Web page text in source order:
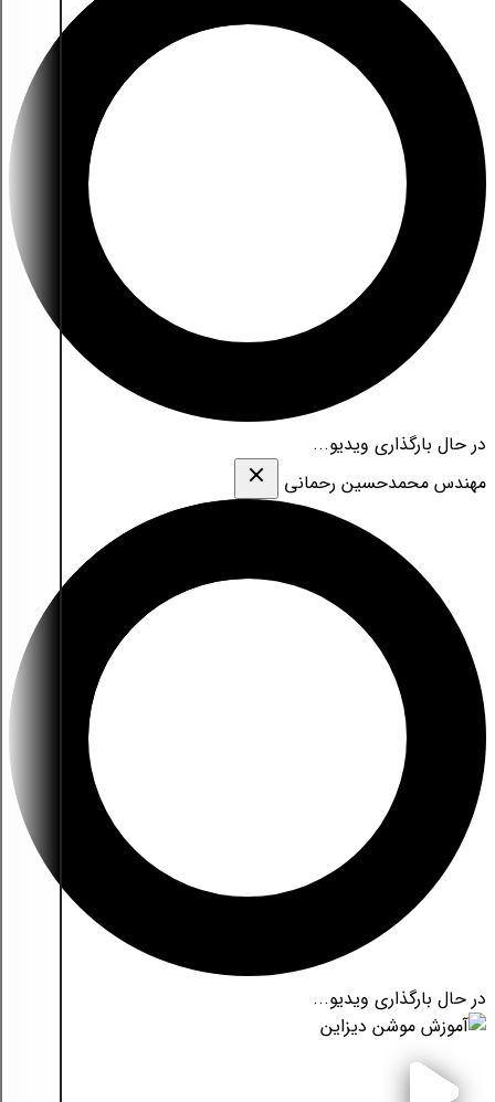
در حال بارگذاری ویدیو...
مهندس محمدحسین رحمانی
در حال بارگذاری ویدیو...